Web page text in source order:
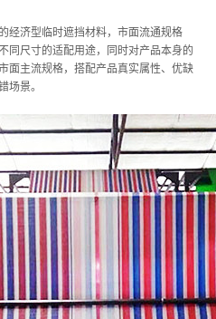
经济型临时遮挡材料，市面流通规格
同尺寸的适配用途，同时对产品本身的
面主流规格，搭配产品真实属性、优缺
场景。